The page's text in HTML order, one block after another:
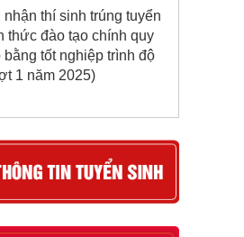
thí sinh trúng tuyển
thức đào tạo chính quy
tốt nghiệp trình độ
1 năm 2025)